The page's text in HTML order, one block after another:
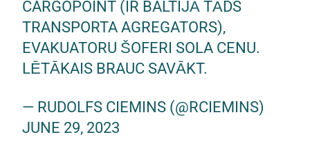
CARGOPOINT (IR BALTIJĀ TĀDS
TRANSPORTA AGREGATORS),
EVAKUATORU ŠOFERI SOLA CENU.
LĒTĀKAIS BRAUC SAVĀKT.
— RUDOLFS CIEMINS (@RCIEMINS)
JUNE 29, 2023